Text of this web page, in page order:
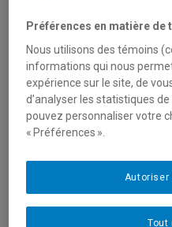
Gendron,
gendron.corinne@uqam.ca
Grandes entreprises
Préférences en matière de
Nous utilisons des témoins
informations qui nous
expérience sur le site, de
d’analyser les statistiques
pouvez personnaliser votre
« Préférences ».
Tout
Autoriser